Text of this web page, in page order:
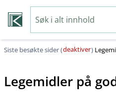
Siste besøkte sider (deaktiver)
Legemidler på